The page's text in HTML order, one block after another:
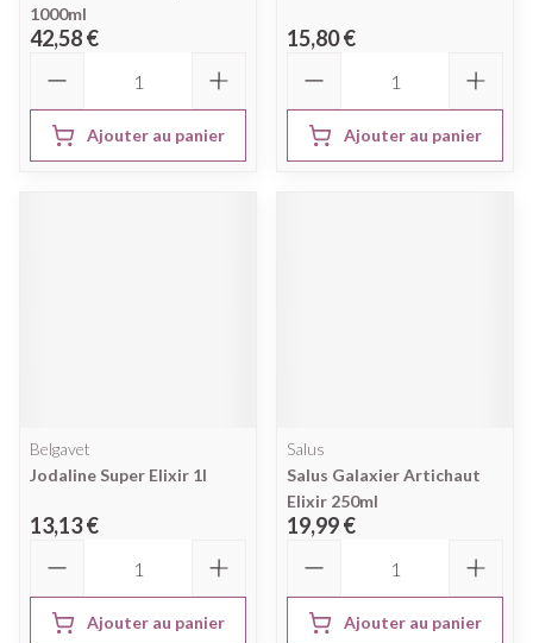
1000ml
42,58 €
Ajouter au panier
15,80 €
Ajouter au panier
Belgavet
Jodaline Super Elixir 1l
13,13 €
Ajouter au panier
Salus
Salus Galaxier Artichaut
Elixir 250ml
19,99 €
Ajouter au panier